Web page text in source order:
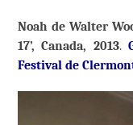
Noah de Walter
17’, Canada, 2013.
Festival de